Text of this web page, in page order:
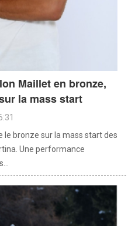
Maillet en bronze,
la mass start
le bronze sur la mass start des
Une performance